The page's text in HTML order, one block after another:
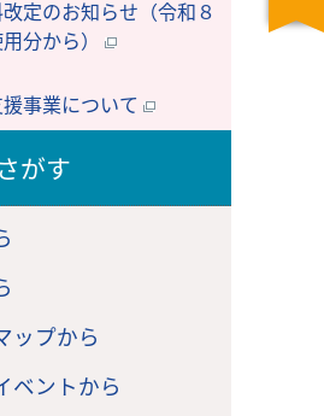
定のお知らせ（令和８
分から）
事業について
がす
ップから
ベントから